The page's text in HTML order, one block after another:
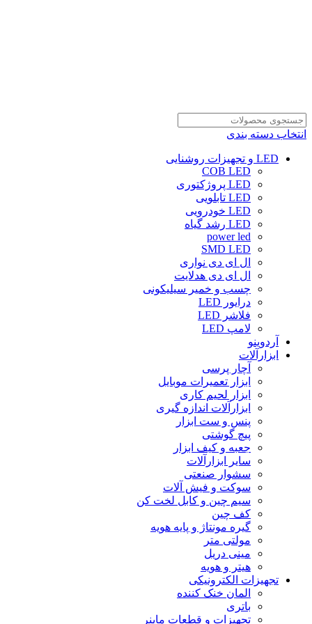
انتخاب دسته بندی
LED و تجهیزات روشنایی
COB LED
LED پروژکتوری
LED تابلویی
LED خودرویی
LED رشد گیاه
power led
SMD LED
ال ای دی نواری
ال ای دی هدلایت
چسب و خمیر سیلیکونی
درایور LED
فلاشر LED
لامپ LED
آردوینو
ابزارآلات
آچار پرسی
ابزار تعمیرات موبایل
ابزار لحیم کاری
ابزارآلات اندازه گیری
پنس و ست ابزار
پیچ گوشتی
جعبه و کیف ابزار
سایر ابزارآلات
سشوار صنعتی
سوکت و فیش آلات
سیم چین و کابل لخت کن
کف چین
گیره مونتاژ و پایه هویه
مولتی متر
مینی دریل
هیتر و هویه
تجهیزات الکترونیکی
المان خنک کننده
باتری
تجهیزات و قطعات ماینر